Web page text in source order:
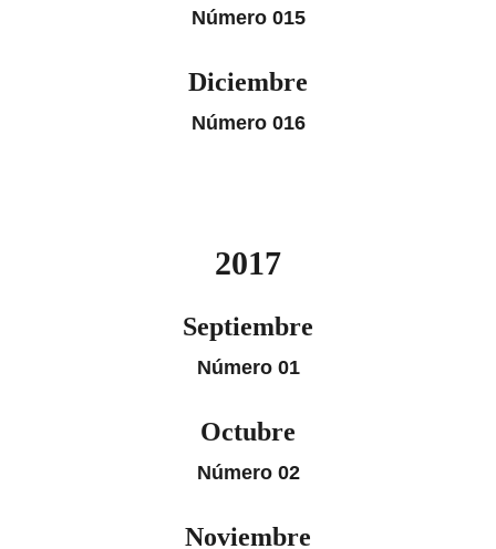
Número 015
Diciembre
Número 016
2017
Septiembre
Número 01
Octubre
Número 02
Noviembre